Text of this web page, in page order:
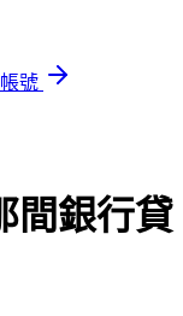
號
間銀行貸